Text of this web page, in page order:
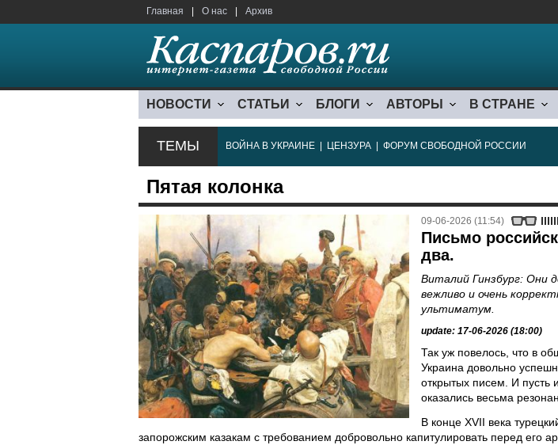
Главная О нас Архив
НОВОСТИ СТАТЬИ БЛОГИ АВТОРЫ В СТРАНЕ
ТЕМЫ ВОЙНА В УКРАИНЕ ЦЕНЗУРА ФОРУМ СВОБОДНОЙ РОССИИ
Пятая колонка
09-06-2026 (11:54)
Письмо
два.
Виталий Гинзбург: Они
вежливо и очень
ультиматум.
update: 17-06-2026 (18:00)
Так уж повелось, что в
Украина довольно
открытых писем. И пусть
оказались весьма
В конце XVII века
запорожским казакам с требованием добровольно капитулировать перед его